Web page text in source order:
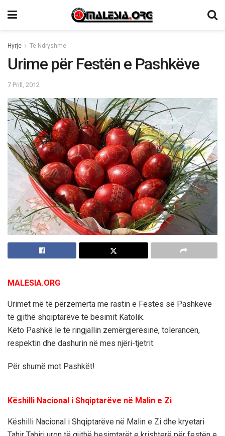
Hyrje Të Ndryshme
Urime për Festën e Pashkëve
7 Prill, 2012
MALESIA.ORG
Urimet më të përzemërta me rastin e Festës së Pashkëve
të gjithë shqiptarëve të besimit Katolik.
Këto Pashkë le të ringjallin zemërgjerësinë, tolerancën,
respektin dhe dashurin në mes njëri-tjetrit.
Për shumë mot Pashkët!
Këshilli Nacional i Shqiptarëve në Malin e Zi
Këshilli Nacional i Shqiptarëve në Malin e Zi dhe kryetari